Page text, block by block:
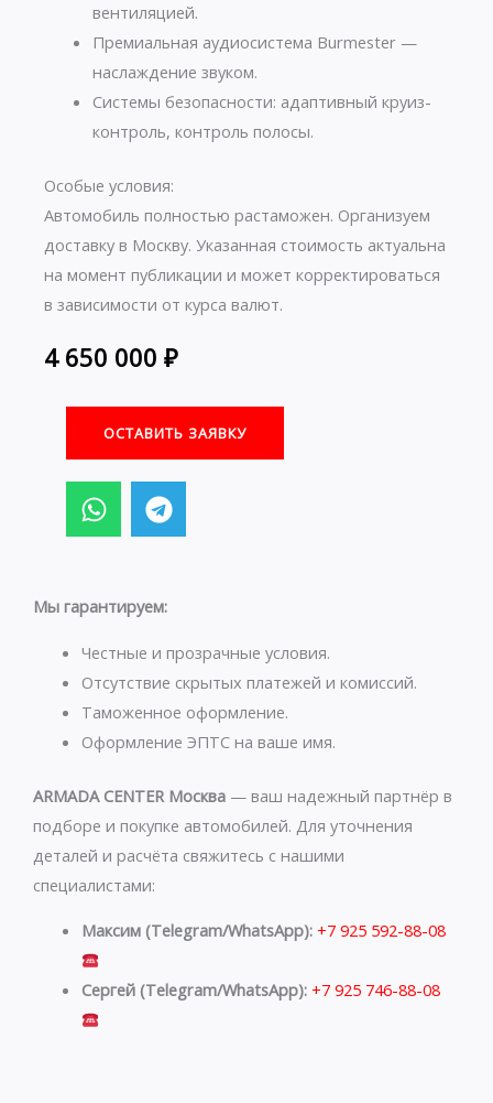
вентиляцией.
Премиальная аудиосистема Burmester —
наслаждение звуком.
Системы безопасности: адаптивный круиз-
контроль, контроль полосы.
Особые условия:
Автомобиль полностью растаможен. Организуем
доставку в Москву. Указанная стоимость актуальна
на момент публикации и может корректироваться
в зависимости от курса валют.
4 650 000 ₽
ОСТАВИТЬ ЗАЯВКУ
W
h
a
s
p
p
T
e
l
g
a
m
Мы гарантируем:
Честные и прозрачные условия.
Отсутствие скрытых платежей и комиссий.
Таможенное оформление.
Оформление ЭПТС на ваше имя.
ARMADA CENTER Москва — ваш надежный партнёр в
подборе и покупке автомобилей. Для уточнения
деталей и расчёта свяжитесь с нашими
специалистами:
Максим (Telegram/WhatsApp): +7 925 592-88-08
Сергей (Telegram/WhatsApp): +7 925 746-88-08